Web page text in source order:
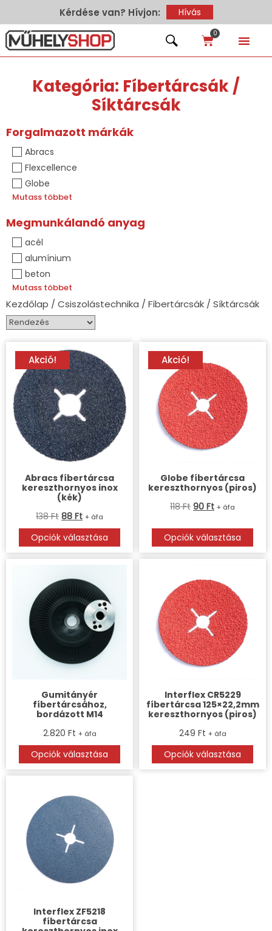
Kérdése van? Hívjon: Hívás
0
Kategória: Fíbertárcsák /
Síktárcsák
Kezdőlap / Csiszolástechnika / Fíbertárcsák / Síktárcsák
Akció!
Abracs fíbertárcsa
kereszthornyos inox
(kék)
138Ft 88 Ft + áfa
Opciók választása
Akció!
Globe fíbertárcsa
kereszthornyos (piros)
118Ft 90 Ft + áfa
Opciók választása
Gumitányér
fíbertárcsához,
bordázott M14
2.820 Ft + áfa
Opciók választása
Interflex CR5229
fíbertárcsa 125×22,2mm
kereszthornyos (piros)
249 Ft + áfa
Opciók választása
Interflex ZF5218
fíbertárcsa
Forgalmazott márkák
Abracs
Flexcellence
Globe
Mutass többet
Megmunkálandó anyag
acél
alumínium
beton
Mutass többet